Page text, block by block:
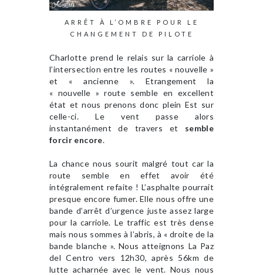
ARRÊT À L’OMBRE POUR LE
CHANGEMENT DE PILOTE
Charlotte prend le relais sur la carriole à
l’intersection entre les routes « nouvelle »
et « ancienne ». Etrangement la
« nouvelle » route semble en excellent
état et nous prenons donc plein Est sur
celle-ci. Le vent passe alors
instantanément de travers et semble
forcir encore.
La chance nous sourit malgré tout car la
route semble en effet avoir été
intégralement refaite ! L’asphalte pourrait
presque encore fumer. Elle nous offre une
bande d’arrêt d’urgence juste assez large
pour la carriole. Le traffic est très dense
mais nous sommes à l’abris, à « droite de la
bande blanche ». Nous atteignons La Paz
del Centro vers 12h30, après 56km de
lutte acharnée avec le vent. Nous nous